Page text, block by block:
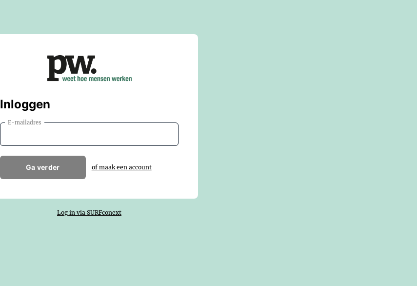
Inloggen
E-mailadres
Ga verder of maak een account
Log in via SURFconext